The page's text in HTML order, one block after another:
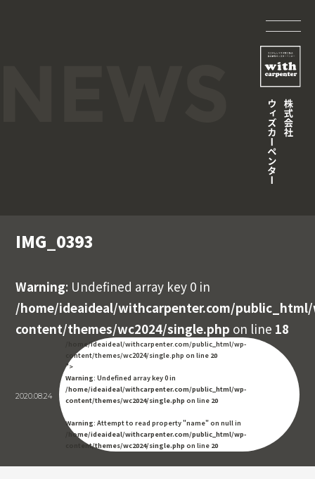
IMG_0393
Warning: Undefined array key 0 in
/home/ideaideal/withcarpenter.com/
content/themes/wc2024/single.php on line 18
2020.08.24
/home/ideaideal/withcarpenter.com/public_html/wp-
content/themes/wc2024/single.php on line 20
">
Warning: Undefined array key 0 in
/home/ideaideal/withcarpenter.com/public_html/wp-
content/themes/wc2024/single.php on line 20
Warning: Attempt to read property "name" on null in
/home/ideaideal/withcarpenter.com/public_html/wp-
content/themes/wc2024/single.php on line 20